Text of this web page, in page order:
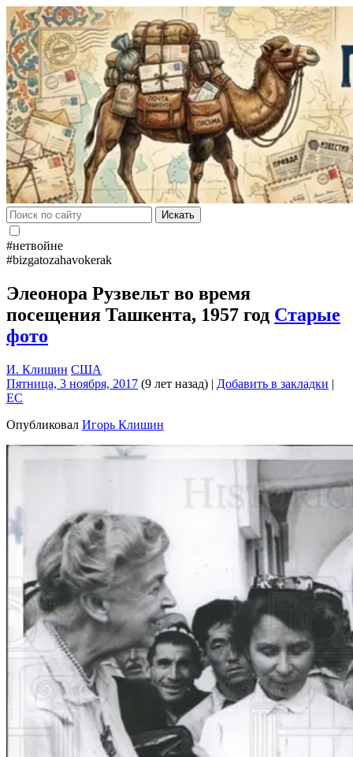
Искать
#нетвойне
#bizgatozahavokerak
Элеонора Рузвельт во время
посещения Ташкента, 1957 год Старые
фото
И. Клишин США
Пятница, 3 ноября, 2017 (9 лет назад) | Добавить в закладки |
EC
Опубликовал Игорь Клишин